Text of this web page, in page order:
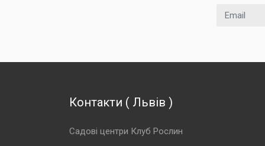
Email
Контакти ( Львів )
Садові центри Клуб Рослин